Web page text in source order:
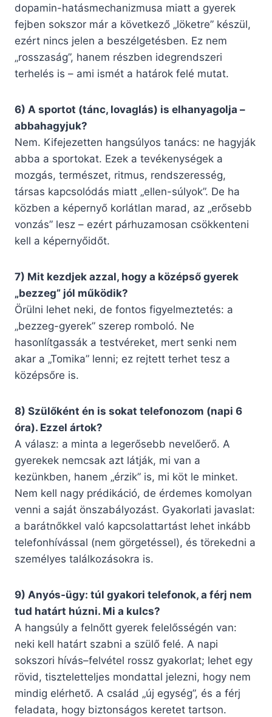
dopamin-hatásmechanizmusa miatt a gyerek
fejben sokszor már a következő „löketre” készül,
ezért nincs jelen a beszélgetésben. Ez nem
„rosszaság”, hanem részben idegrendszeri
terhelés is – ami ismét a határok felé mutat.
6) A sportot (tánc, lovaglás) is elhanyagolja –
abbahagyjuk?
Nem. Kifejezetten hangsúlyos tanács: ne hagyják
abba a sportokat. Ezek a tevékenységek a
mozgás, természet, ritmus, rendszeresség,
társas kapcsolódás miatt „ellen-súlyok”. De ha
közben a képernyő korlátlan marad, az „erősebb
vonzás” lesz – ezért párhuzamosan csökkenteni
kell a képernyőidőt.
7) Mit kezdjek azzal, hogy a középső gyerek
„bezzeg” jól működik?
Örülni lehet neki, de fontos figyelmeztetés: a
„bezzeg-gyerek” szerep romboló. Ne
hasonlítgassák a testvéreket, mert senki nem
akar a „Tomika” lenni; ez rejtett terhet tesz a
középsőre is.
8) Szülőként én is sokat telefonozom (napi 6
óra). Ezzel ártok?
A válasz: a minta a legerősebb nevelőerő. A
gyerekek nemcsak azt látják, mi van a
kezünkben, hanem „érzik” is, mi köt le minket.
Nem kell nagy prédikáció, de érdemes komolyan
venni a saját önszabályozást. Gyakorlati javaslat:
a barátnőkkel való kapcsolattartást lehet inkább
telefonhívással (nem görgetéssel), és törekedni a
személyes találkozásokra is.
9) Anyós-ügy: túl gyakori telefonok, a férj nem
tud határt húzni. Mi a kulcs?
A hangsúly a felnőtt gyerek felelősségén van:
neki kell határt szabni a szülő felé. A napi
sokszori hívás–felvétel rossz gyakorlat; lehet egy
rövid, tiszteletteljes mondattal jelezni, hogy nem
mindig elérhető. A család „új egység”, és a férj
feladata, hogy biztonságos keretet tartson.